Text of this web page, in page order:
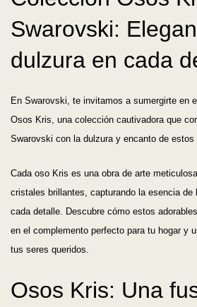
Swarovski:
dulzura en cada
En Swarovski, te invitamos a sumergirte en
Osos Kris, una colección cautivadora que
Swarovski con la dulzura y encanto de estos
Cada oso Kris es una obra de arte
cristales brillantes, capturando la esencia de
cada detalle. Descubre cómo estos
en el complemento perfecto para tu hogar y
tus seres queridos.
Osos Kris: Una